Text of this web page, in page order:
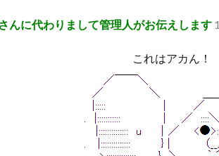
んに代わりまして管理人がお伝えします
これはアカん！